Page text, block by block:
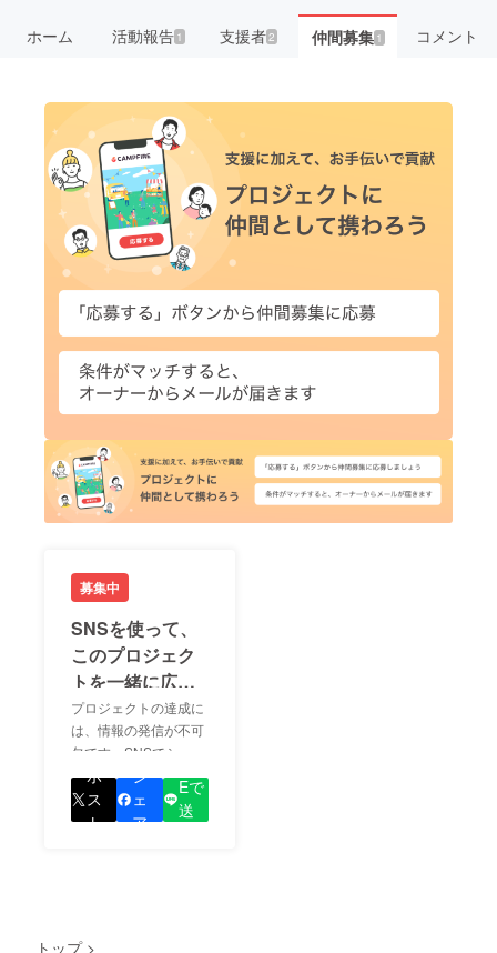
ホーム 活動報告1 支援者 2 仲間募集 1 コメント
募集中
SNSを使って、
このプロジェク
トを一緒に広め
ましょう！
プロジェクトの達成に
は、情報の発信が不可
欠です。SNSでシェア
をして、あなたが応援
しているプロジェクト
の良さを知ってもらい
ポ
ス
ト
シ
ェ
ア
Eで
送
トップ >